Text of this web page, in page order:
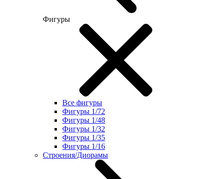
Фигуры
Все фигуры
Фигуры 1/72
Фигуры 1/48
Фигуры 1/32
Фигуры 1/35
Фигуры 1/16
Строения/Диорамы